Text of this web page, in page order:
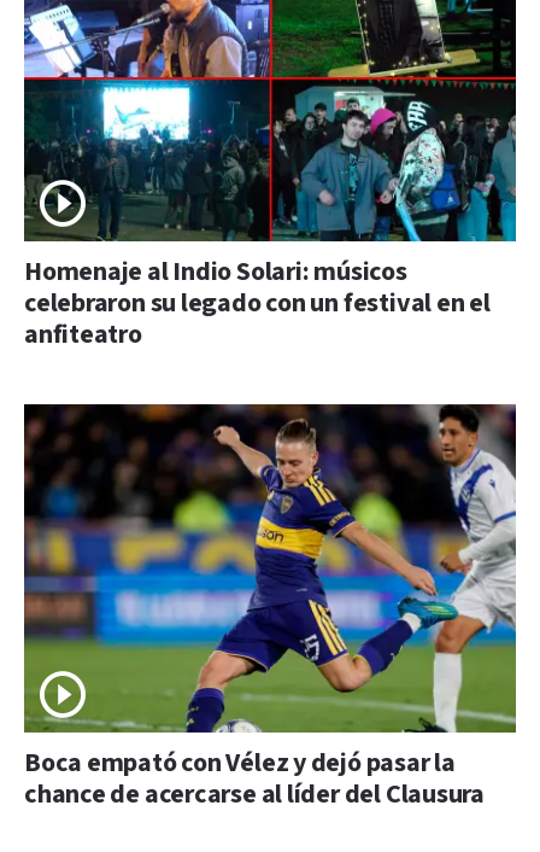
Homenaje al Indio Solari: músicos
celebraron su legado con un festival en el
anfiteatro
Boca empató con Vélez y dejó pasar la
chance de acercarse al líder del Clausura